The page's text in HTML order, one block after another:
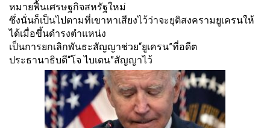
หมายฟื้นเศรษฐกิจสหรัฐใหม่
ซึ่งนั่นก็เป็นไปตามที่เขาหาเสียงไว้ว่าจะยุติสงครามยูเครนให้
ได้เมื่อขึ้นดำรงตำแหน่ง
เป็นการยกเลิกพันธะสัญญาช่วย“ยูเครน”ที่อดีต
ประธานาธิบดี“โจ ไบเดน”สัญญาไว้